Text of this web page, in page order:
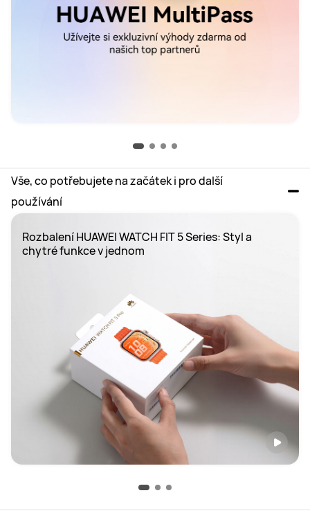
Vše, co potřebujete na začátek i pro další
používání
Rozbalení HUAWEI WATCH FIT 5 Series: Styl a
chytré funkce v jednom